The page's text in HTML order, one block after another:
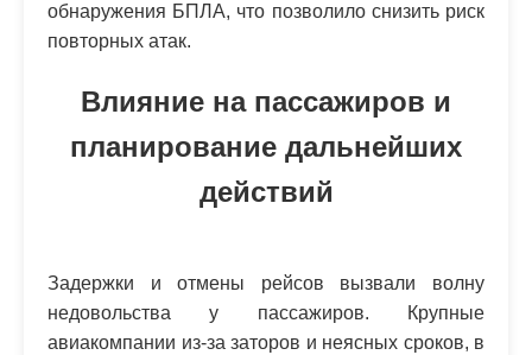
обнаружения БПЛА, что позволило снизить риск
повторных атак.
Влияние на пассажиров и
планирование дальнейших
действий
Задержки и отмены рейсов вызвали волну
недовольства у пассажиров. Крупные
авиакомпании из-за заторов и неясных сроков, в